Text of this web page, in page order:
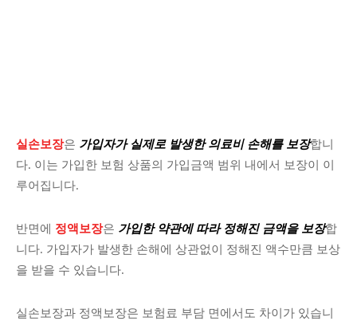
실손보장은 가입자가 실제로 발생한 의료비 손해를 보장합니
다. 이는 가입한 보험 상품의 가입금액 범위 내에서 보장이 이
루어집니다.
반면에 정액보장은 가입한 약관에 따라 정해진 금액을 보장합
니다. 가입자가 발생한 손해에 상관없이 정해진 액수만큼 보상
을 받을 수 있습니다.
실손보장과 정액보장은 보험료 부담 면에서도 차이가 있습니